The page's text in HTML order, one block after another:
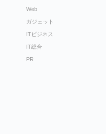
Web
ガジェット
ITビジネス
IT総合
PR